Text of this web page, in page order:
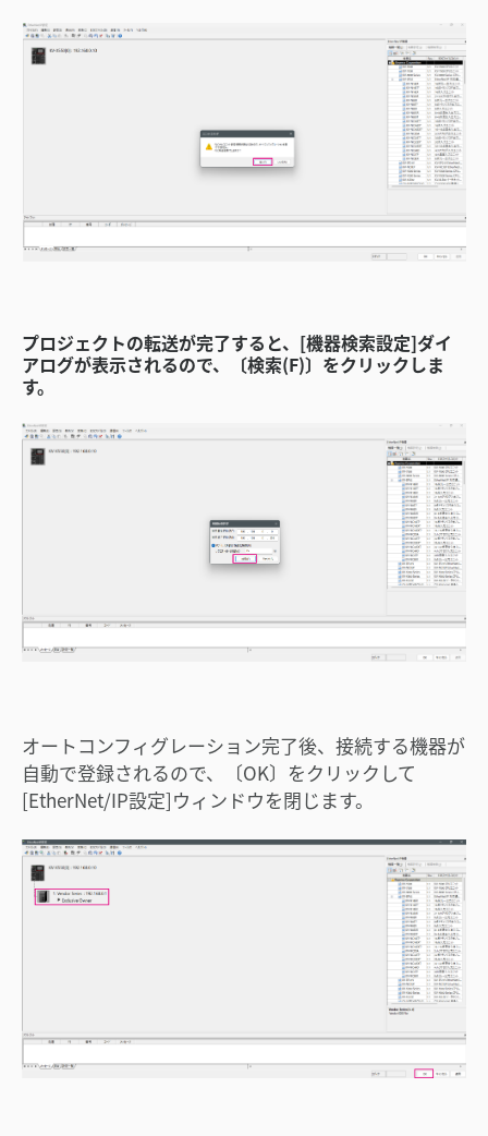
プロジェクトの転送が完了すると、[機器検索設定]ダイ
アログが表示されるので、〔検索(F)〕をクリックしま
す。
オートコンフィグレーション完了後、接続する機器が
自動で登録されるので、〔OK〕をクリックして
[EtherNet/IP設定]ウィンドウを閉じます。